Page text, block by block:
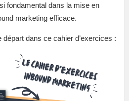
fondamental dans la mise en
marketing efficace.
départ dans ce cahier d’exercices :